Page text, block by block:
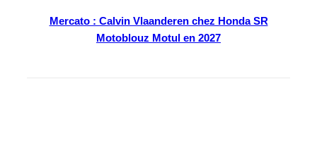
Mercato : Calvin Vlaanderen chez Honda SR
Motoblouz Motul en 2027